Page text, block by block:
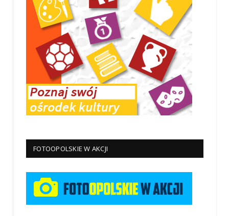
FOTOOPOLSKIE W AKCJI